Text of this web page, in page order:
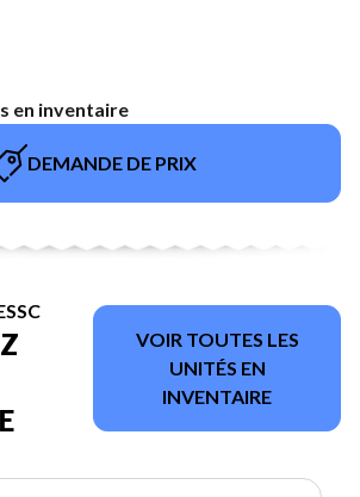
en inventaire
DEMANDE DE PRIX
VOIR TOUTES LES
UNITÉS EN
INVENTAIRE